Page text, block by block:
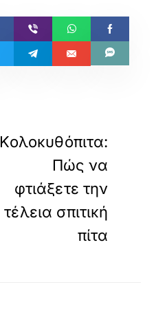
Κολοκυθόπιτα:
Πώς να
φτιάξετε την
τέλεια σπιτική
πίτα